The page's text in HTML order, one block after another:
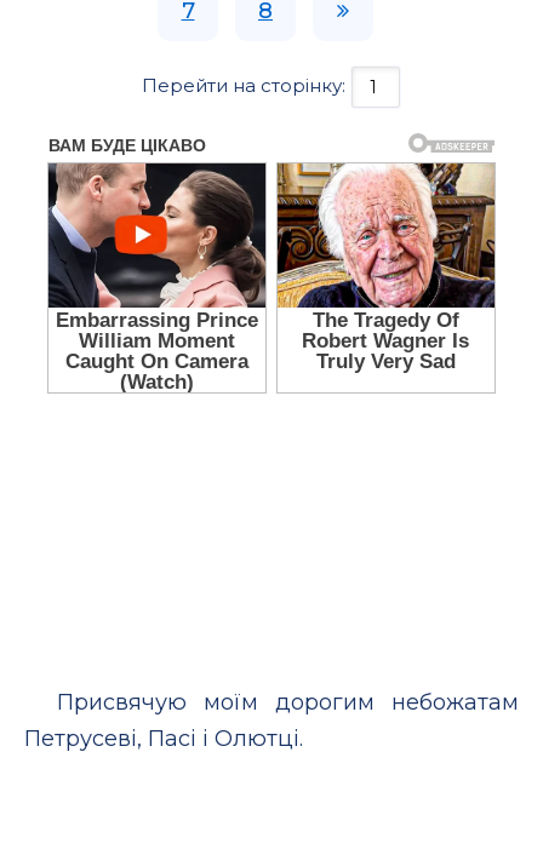
7 8
Перейти на сторінку:
Присвячую моїм дорогим небожатам
Петрусеві, Пасі і Олютці.